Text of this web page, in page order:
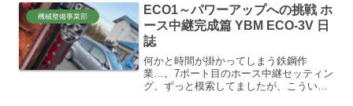
計な背圧に着眼し、その...
機械整備事業部
ECO1～パワーアップへの挑戦 ホ
ース中継完成篇 YBM ECO-3V 日
誌
何かと時間が掛かってしまう鉄鋼作
業…。7ポート目のホース中継セッティン
グ、ずっと模索してましたが、こういう